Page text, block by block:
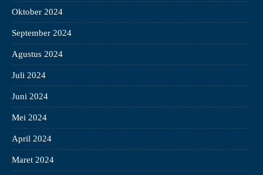
Oktober 2024
September 2024
Agustus 2024
Juli 2024
Juni 2024
Mei 2024
April 2024
Maret 2024